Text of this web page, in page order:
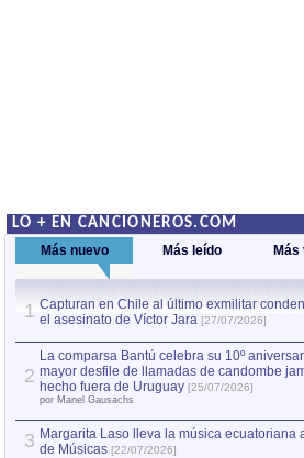
LO + EN CANCIONEROS.COM
Más nuevo Más leído Más
1 Capturan en Chile al último exmilitar
el asesinato de Víctor Jara [27/07/2026]
2
La comparsa Bantú celebra su 10º
mayor desfile de llamadas de candombe
hecho fuera de Uruguay [25/07/2026]
por Manel Gausachs
3 Margarita Laso lleva la música ecuatoriana
de Músicas [22/07/2026]